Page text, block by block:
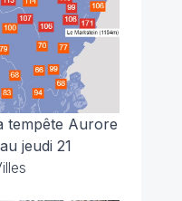
tempête Aurore
jeudi 21